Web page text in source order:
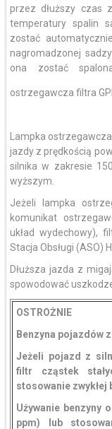
przez dłuższy czas
temperatury spalin
zostać
nagromadzonej
ona zostać
ostrzegawcza filtra
Lampka
jazdy z prędkością
silnika w zakresie
wyższym.
Jeżeli lampka
komunikat
układ wydechowy),
Stacja Obsługi (ASO)
Dłuższa jazda z
spowodować
OSTROŻNIE
Benzyna pojazdów
Jeżeli pojazd z
filtr cząstek
stosowanie zwykłej
Używanie benzyny
ppm) lub